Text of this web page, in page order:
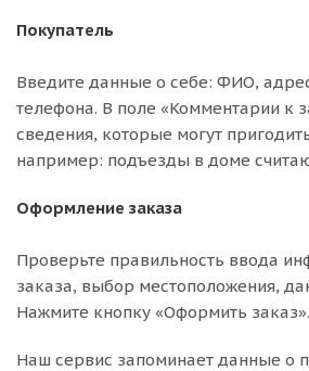
Покупатель
Введите данные о себе: ФИО,
телефона. В поле «Комментарии к
сведения, которые могут
например: подъезды в доме
Оформление заказа
Проверьте правильность ввода
заказа, выбор местоположения,
Нажмите кнопку «Оформить заказ».
Наш сервис запоминает данные о